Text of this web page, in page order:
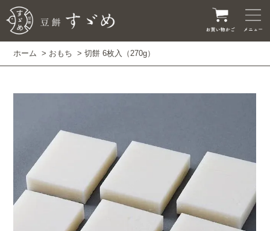
ホーム > おもち > 切餅 6枚入（270g）